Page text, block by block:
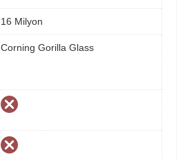
16 Milyon
Corning Gorilla Glass